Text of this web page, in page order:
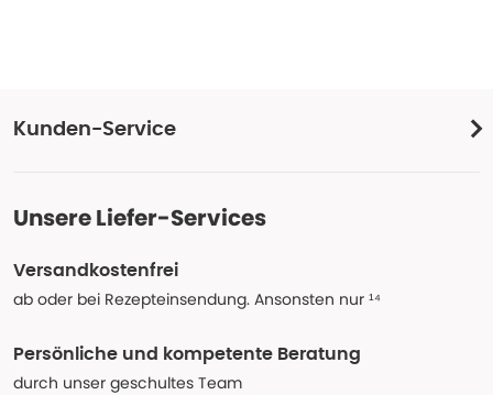
Kunden-Service
Unsere Liefer-Services
Versandkostenfrei
ab oder bei Rezepteinsendung. Ansonsten nur ¹⁴
Persönliche und kompetente Beratung
durch unser geschultes Team